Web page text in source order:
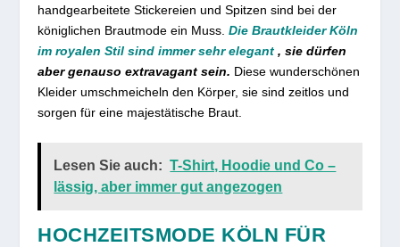
handgearbeitete Stickereien und Spitzen sind bei der
königlichen Brautmode ein Muss.Die Brautkleider Köln
im royalen Stil sind immer sehr elegant , sie dürfen
aber genauso extravagant sein. Diese wunderschönen
Kleider umschmeicheln den Körper, sie sind zeitlos und
sorgen für eine majestätische Braut.
Lesen Sie auch: T-Shirt, Hoodie und Co –
lässig, aber immer gut angezogen
HOCHZEITSMODE KÖLN FÜR